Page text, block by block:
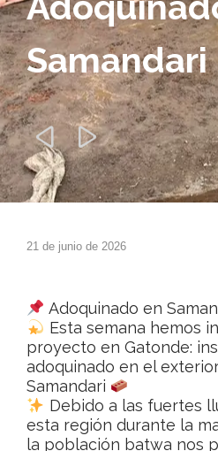
Samandari
 
21 de junio de 2026
Adoquinado en
Esta semana hemos
proyecto en Gatonde:
adoquinado en el
Samandari
Debido a las fuertes
esta región durante la
la población batwa nos